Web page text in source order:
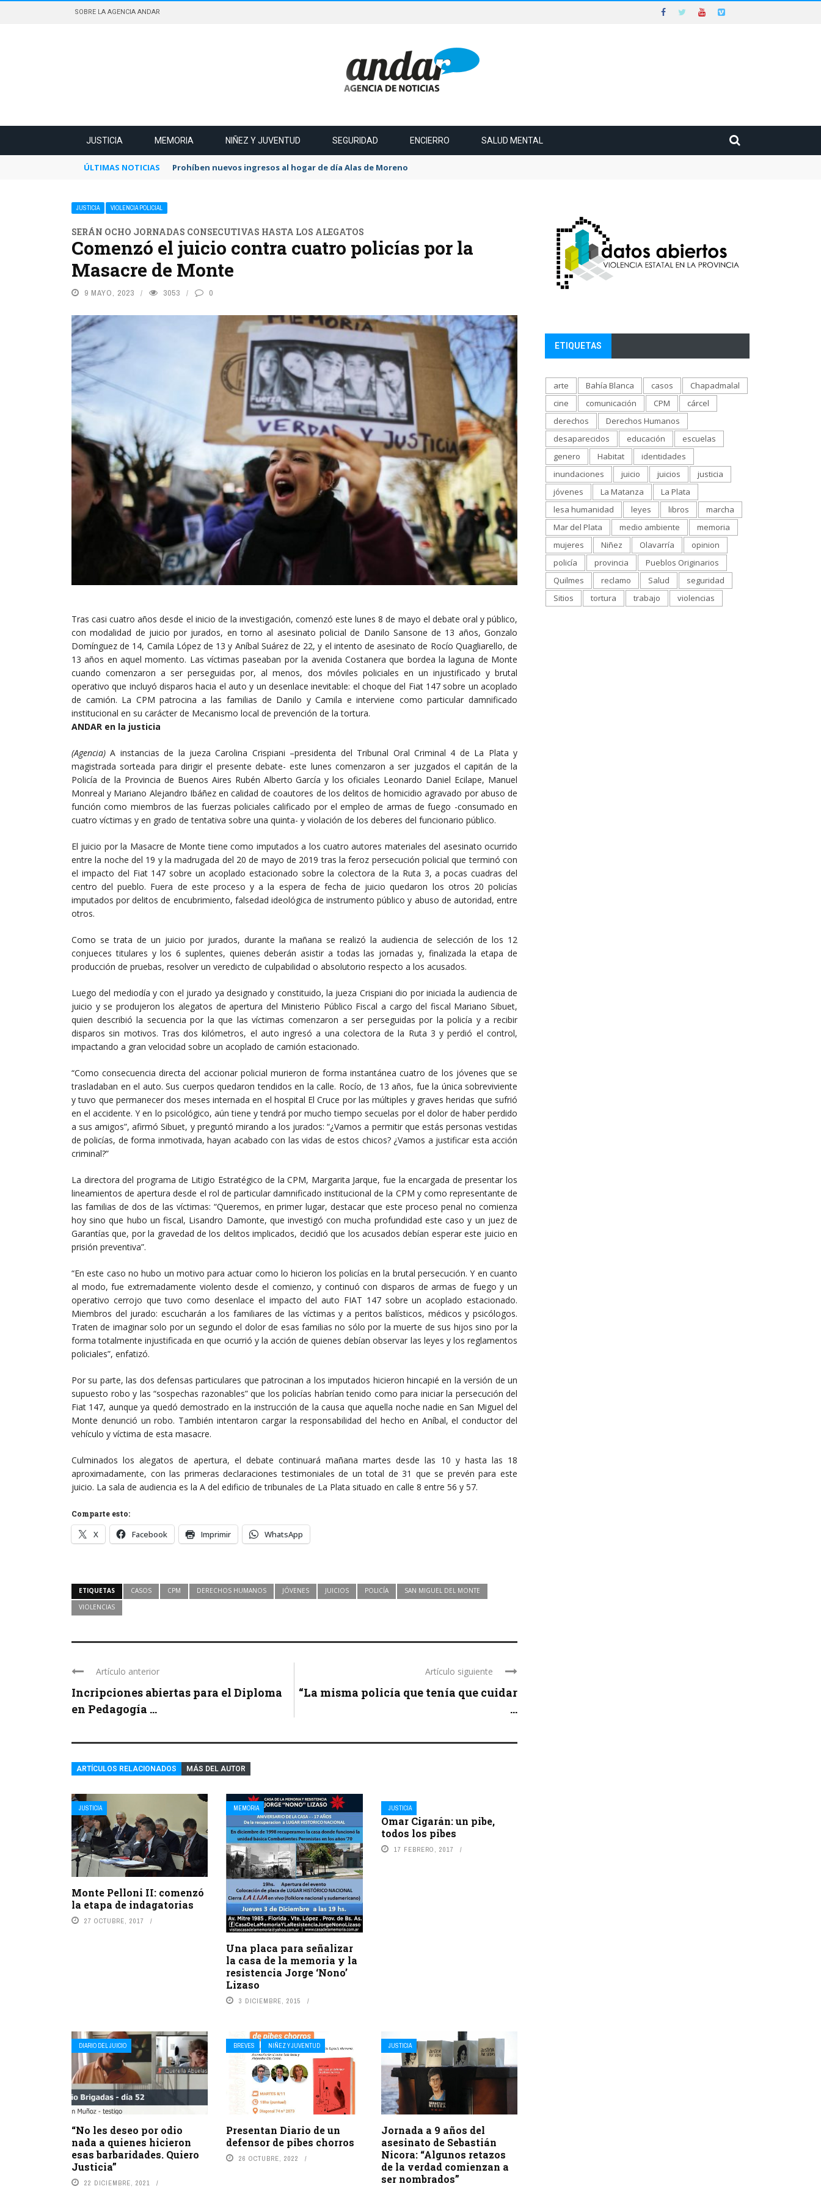
SOBRE LA AGENCIA ANDAR
JUSTICIA MEMORIA NIÑEZ Y JUVENTUD SEGURIDAD ENCIERRO SALUD MENTAL
ÚLTIMAS NOTICIAS Prohíben nuevos ingresos al hogar de día Alas de Moreno
JUSTICIA VIOLENCIA POLICIAL
SERÁN OCHO JORNADAS CONSECUTIVAS HASTA LOS ALEGATOS
Comenzó el juicio contra cuatro policías por la
Masacre de Monte
9 MAYO, 2023 3053 0
Tras casi cuatro años desde el inicio de la investigación, comenzó este lunes 8 de mayo el debate oral y público,
con modalidad de juicio por jurados, en torno al asesinato policial de Danilo Sansone de 13 años, Gonzalo
Domínguez de 14, Camila López de 13 y Aníbal Suárez de 22, y el intento de asesinato de Rocío Quagliarello, de
13 años en aquel momento. Las víctimas paseaban por la avenida Costanera que bordea la laguna de Monte
cuando comenzaron a ser perseguidas por, al menos, dos móviles policiales en un injustificado y brutal
operativo que incluyó disparos hacia el auto y un desenlace inevitable: el choque del Fiat 147 sobre un acoplado
de camión. La CPM patrocina a las familias de Danilo y Camila e interviene como particular damnificado
institucional en su carácter de Mecanismo local de prevención de la tortura.
ANDAR en la justicia
(Agencia) A instancias de la jueza Carolina Crispiani –presidenta del Tribunal Oral Criminal 4 de La Plata y
magistrada sorteada para dirigir el presente debate- este lunes comenzaron a ser juzgados el capitán de la
Policía de la Provincia de Buenos Aires Rubén Alberto García y los oficiales Leonardo Daniel Ecilape, Manuel
Monreal y Mariano Alejandro Ibáñez en calidad de coautores de los delitos de homicidio agravado por abuso de
función como miembros de las fuerzas policiales calificado por el empleo de armas de fuego -consumado en
cuatro víctimas y en grado de tentativa sobre una quinta- y violación de los deberes del funcionario público.
El juicio por la Masacre de Monte tiene como imputados a los cuatro autores materiales del asesinato ocurrido
entre la noche del 19 y la madrugada del 20 de mayo de 2019 tras la feroz persecución policial que terminó con
el impacto del Fiat 147 sobre un acoplado estacionado sobre la colectora de la Ruta 3, a pocas cuadras del
centro del pueblo. Fuera de este proceso y a la espera de fecha de juicio quedaron los otros 20 policías
imputados por delitos de encubrimiento, falsedad ideológica de instrumento público y abuso de autoridad, entre
otros.
Como se trata de un juicio por jurados, durante la mañana se realizó la audiencia de selección de los 12
conjueces titulares y los 6 suplentes, quienes deberán asistir a todas las jornadas y, finalizada la etapa de
producción de pruebas, resolver un veredicto de culpabilidad o absolutorio respecto a los acusados.
Luego del mediodía y con el jurado ya designado y constituido, la jueza Crispiani dio por iniciada la audiencia de
juicio y se produjeron los alegatos de apertura del Ministerio Público Fiscal a cargo del fiscal Mariano Sibuet,
quien describió la secuencia por la que las víctimas comenzaron a ser perseguidas por la policía y a recibir
disparos sin motivos. Tras dos kilómetros, el auto ingresó a una colectora de la Ruta 3 y perdió el control,
impactando a gran velocidad sobre un acoplado de camión estacionado.
“Como consecuencia directa del accionar policial murieron de forma instantánea cuatro de los jóvenes que se
trasladaban en el auto. Sus cuerpos quedaron tendidos en la calle. Rocío, de 13 años, fue la única sobreviviente
y tuvo que permanecer dos meses internada en el hospital El Cruce por las múltiples y graves heridas que sufrió
en el accidente. Y en lo psicológico, aún tiene y tendrá por mucho tiempo secuelas por el dolor de haber perdido
a sus amigos”, afirmó Sibuet, y preguntó mirando a los jurados: “¿Vamos a permitir que estás personas vestidas
de policías, de forma inmotivada, hayan acabado con las vidas de estos chicos? ¿Vamos a justificar esta acción
criminal?”
La directora del programa de Litigio Estratégico de la CPM, Margarita Jarque, fue la encargada de presentar los
lineamientos de apertura desde el rol de particular damnificado institucional de la CPM y como representante de
las familias de dos de las víctimas: “Queremos, en primer lugar, destacar que este proceso penal no comienza
hoy sino que hubo un fiscal, Lisandro Damonte, que investigó con mucha profundidad este caso y un juez de
Garantías que, por la gravedad de los delitos implicados, decidió que los acusados debían esperar este juicio en
prisión preventiva”.
“En este caso no hubo un motivo para actuar como lo hicieron los policías en la brutal persecución. Y en cuanto
al modo, fue extremadamente violento desde el comienzo, y continuó con disparos de armas de fuego y un
operativo cerrojo que tuvo como desenlace el impacto del auto FIAT 147 sobre un acoplado estacionado.
Miembros del jurado: escucharán a los familiares de las víctimas y a peritos balísticos, médicos y psicólogos.
Traten de imaginar solo por un segundo el dolor de esas familias no sólo por la muerte de sus hijos sino por la
forma totalmente injustificada en que ocurrió y la acción de quienes debían observar las leyes y los reglamentos
policiales”, enfatizó.
Por su parte, las dos defensas particulares que patrocinan a los imputados hicieron hincapié en la versión de un
supuesto robo y las “sospechas razonables” que los policías habrían tenido como para iniciar la persecución del
Fiat 147, aunque ya quedó demostrado en la instrucción de la causa que aquella noche nadie en San Miguel del
Monte denunció un robo. También intentaron cargar la responsabilidad del hecho en Aníbal, el conductor del
vehículo y víctima de esta masacre.
Culminados los alegatos de apertura, el debate continuará mañana martes desde las 10 y hasta las 18
aproximadamente, con las primeras declaraciones testimoniales de un total de 31 que se prevén para este
juicio. La sala de audiencia es la A del edificio de tribunales de La Plata situado en calle 8 entre 56 y 57.
Comparte esto:
X Facebook Imprimir WhatsApp
ETIQUETAS CASOS CPM DERECHOS HUMANOS JÓVENES JUICIOS POLICÍA
SAN MIGUEL DEL MONTE
VIOLENCIAS
Artículo anterior
Incripciones abiertas para el Diploma
en Pedagogía ...
Artículo siguiente
“La misma policía que tenía que cuidar
...
ARTÍCULOS RELACIONADOS MÁS DEL AUTOR
JUSTICIA
Monte Pelloni II: comenzó
la etapa de indagatorias
27 OCTUBRE, 2017
MEMORIA
Una placa para señalizar
la casa de la memoria y la
resistencia Jorge ‘Nono’
Lizaso
3 DICIEMBRE, 2015
JUSTICIA
Omar Cigarán: un pibe,
todos los pibes
17 FEBRERO, 2017
DIARIO DEL JUICIO
“No les deseo por odio
nada a quienes hicieron
esas barbaridades. Quiero
Justicia”
22 DICIEMBRE, 2021
BREVES NIÑEZ Y JUVENTUD
Presentan Diario de un
defensor de pibes chorros
26 OCTUBRE, 2022
JUSTICIA
Jornada a 9 años del
asesinato de Sebastián
Nicora: “Algunos retazos
de la verdad comienzan a
ser nombrados”
ETIQUETAS
arte Bahía Blanca casos
Chapadmalal
cine
comunicación CPM
cárcel
derechos
Derechos Humanos
desaparecidos
educación
escuelas
genero
Habitat
identidades
inundaciones
juicio juicios
justicia
jóvenes
La Matanza
La Plata
lesa humanidad
leyes libros
marcha
Mar del Plata
medio ambiente
memoria
mujeres
Niñez Olavarría
opinion
policía
provincia
Pueblos Originarios
Quilmes
reclamo Salud
seguridad
Sitios
tortura trabajo violencias